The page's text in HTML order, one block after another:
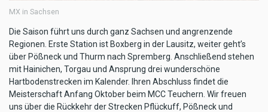
MX in Sachsen
Die Saison führt uns durch ganz Sachsen und angrenzende
Regionen. Erste Station ist Boxberg in der Lausitz, weiter geht’s
über Pößneck und Thurm nach Spremberg. Anschließend stehen
mit Hainichen, Torgau und Ansprung drei wunderschöne
Hartbodenstrecken im Kalender. Ihren Abschluss findet die
Meisterschaft Anfang Oktober beim MCC Teuchern. Wir freuen
uns über die Rückkehr der Strecken Pflückuff, Pößneck und